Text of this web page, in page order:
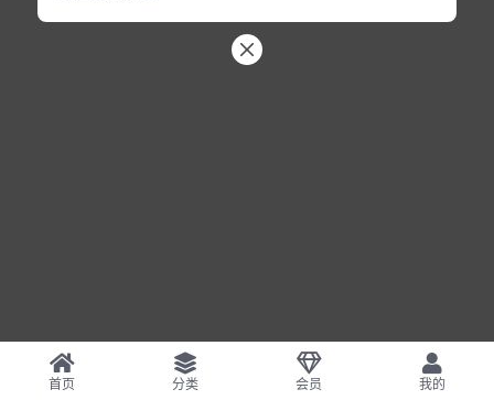
首页 分类 会员 我的